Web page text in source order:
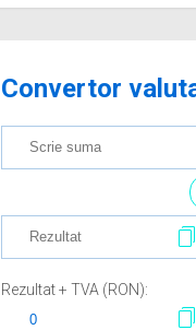
Convertor
Rezultat + TVA (RON):